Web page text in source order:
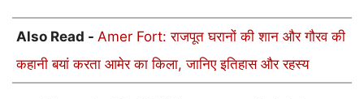
Also Read - Amer Fort: राजपूत घरानों की शान और गौरव की
कहानी बयां करता आमेर का किला, जानिए इतिहास और रहस्य